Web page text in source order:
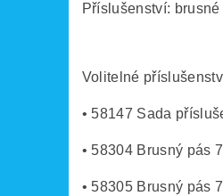
Příslušenství:
Volitelné
• 58147 Sada
• 58304 Brusný pás
• 58305 Brusný pás